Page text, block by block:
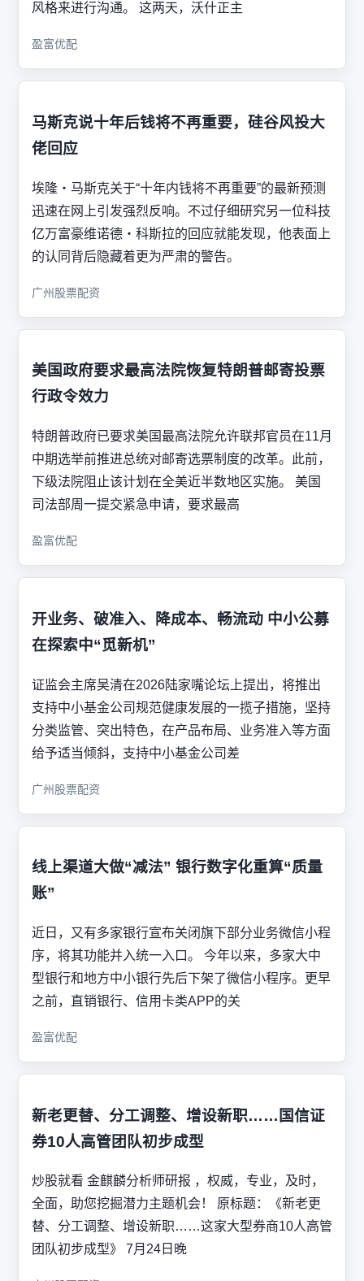
风格来进行沟通。 这两天，沃什正主
盈富优配
马斯克说十年后钱将不再重要，硅谷风投大
佬回应
埃隆・马斯克关于“十年内钱将不再重要”的最新预测
迅速在网上引发强烈反响。不过仔细研究另一位科技
亿万富豪维诺德・科斯拉的回应就能发现，他表面上
的认同背后隐藏着更为严肃的警告。
广州股票配资
美国政府要求最高法院恢复特朗普邮寄投票
行政令效力
特朗普政府已要求美国最高法院允许联邦官员在11月
中期选举前推进总统对邮寄选票制度的改革。此前，
下级法院阻止该计划在全美近半数地区实施。 美国
司法部周一提交紧急申请，要求最高
盈富优配
开业务、破准入、降成本、畅流动 中小公募
在探索中“觅新机”
证监会主席吴清在2026陆家嘴论坛上提出，将推出
支持中小基金公司规范健康发展的一揽子措施，坚持
分类监管、突出特色，在产品布局、业务准入等方面
给予适当倾斜，支持中小基金公司差
广州股票配资
线上渠道大做“减法” 银行数字化重算“质量
账”
近日，又有多家银行宣布关闭旗下部分业务微信小程
序，将其功能并入统一入口。 今年以来，多家大中
型银行和地方中小银行先后下架了微信小程序。更早
之前，直销银行、信用卡类APP的关
盈富优配
新老更替、分工调整、增设新职……国信证
券10人高管团队初步成型
炒股就看 金麒麟分析师研报 ，权威，专业，及时，
全面，助您挖掘潜力主题机会！ 原标题：《新老更
替、分工调整、增设新职……这家大型券商10人高管
团队初步成型》 7月24日晚